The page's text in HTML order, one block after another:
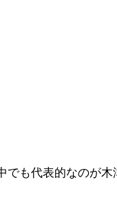
でも代表的なのが木